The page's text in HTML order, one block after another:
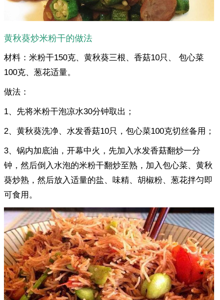
黄秋葵炒米粉干的做法
材料：米粉干150克、黄秋葵三根、香菇10只、 包心菜
100克、葱花适量。
做法：
1、先将米粉干泡凉水30分钟取出；
2、黄秋葵洗净、水发香菇10只，包心菜100克切丝备用；
3、锅内加底油，开幕中火，先加入水发香菇翻炒一分
钟，然后倒入水泡的米粉干翻炒至熟，加入包心菜、黄秋
葵炒熟，然后放入适量的盐、味精、胡椒粉、葱花拌匀即
可食用。